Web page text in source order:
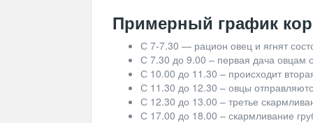
Примерный график
С 7-7.30 — рацион овец и ягнят
С 7.30 до 9.00 – первая дача овцам
С 10.00 до 11.30 – происходит
С 11.30 до 12.30 – овцы
С 12.30 до 13.00 – третье
С 17.00 до 18.00 – скармливание